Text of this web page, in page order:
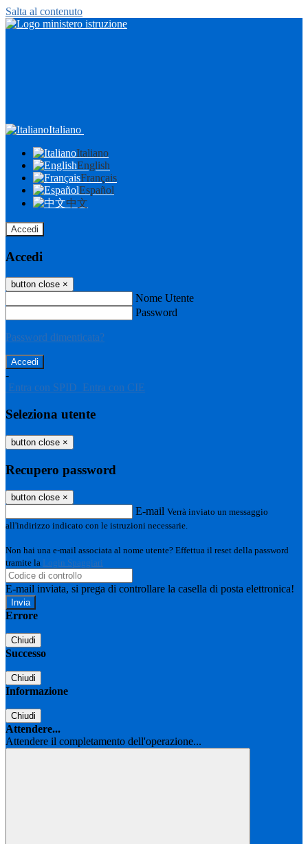
Salta al contenuto
Italiano
Italiano
English
Français
Español
中文
Accedi
Accedi
button close ×
Nome Utente
Password
Password dimenticata?
-
Entra con SPID Entra con CIE
Seleziona utente
button close ×
Recupero password
button close ×
E-mail Verrà inviato un messaggio
all'indirizzo indicato con le istruzioni necessarie.
Non hai una e-mail associata al nome utente? Effettua il reset della password
tramite la Login Spaggiari
E-mail inviata, si prega di controllare la casella di posta elettronica!
Errore
Chiudi
Successo
Chiudi
Informazione
Chiudi
Attendere...
Attendere il completamento dell'operazione...